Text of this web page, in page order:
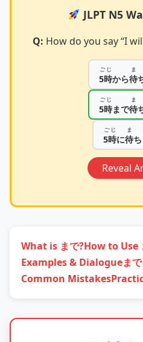
JLPT N5
Q: How do you say “I
5時
ごじ
から待
ま
5時
ごじ
まで待
ま
5時
ごじ
に待
ま
ち
Reveal
What is まで?How to Use
Examples & Dialogueま
Common Mistakes